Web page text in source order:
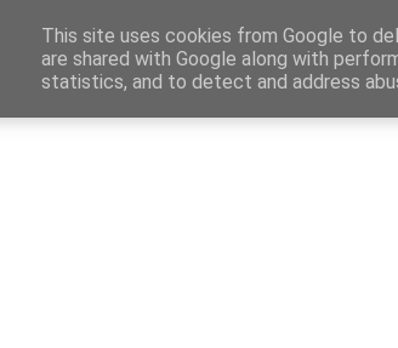
Καταχώρηση Αγγελίας Επικοινωνία Site Map
Ενημέρωση
This site uses cookies from Google to
are shared with Google along with
statistics, and to detect and address